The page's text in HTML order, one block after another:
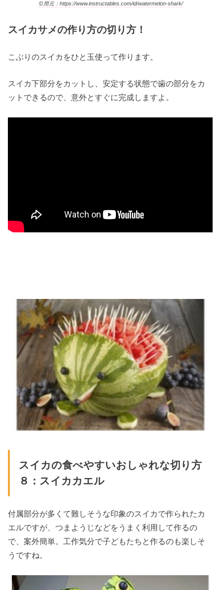
引用元：https://www.instructables.com/id/watermelon-shark/
スイカサメの作り方の切り方！
こぶりのスイカをひと玉使って作ります。
スイカ下部分をカットし、安定する状態で歯の部分をカ
ットできるので、意外とすぐに完成しますよ。
スイカの食べやすいおしゃれな切り方
８：スイカカエル
付属部分が多くて難しそうな印象のスイカで作られたカ
エルですが、つまようじなどをうまく利用して作るの
で、案外簡単。工作気分で子どもたちと作るのも楽しそ
うですね。